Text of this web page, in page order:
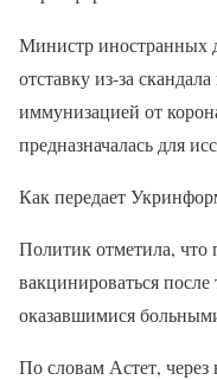
Министр иностранных
отставку из-за
иммунизацией от
предназначалась для
Как передает
Политик отметила, что
вакцинироваться
оказавшимися
По словам Астет, через